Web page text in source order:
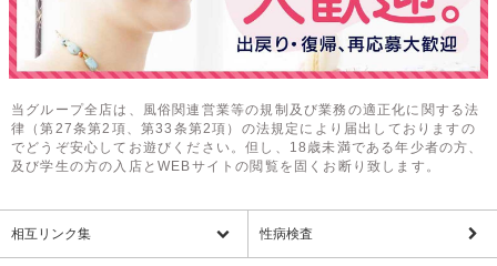
当グループ全店は、風俗関連営業等の規制及び業務の適正化に関する法
律（第27条第2項、第33条第2項）の法規定により届出しておりますの
でどうぞ安心してお遊びください。但し、18歳未満である年少者の方、
及び学生の方の入店とWEBサイトの閲覧を固くお断り致します。
相互リンク集 性病検査